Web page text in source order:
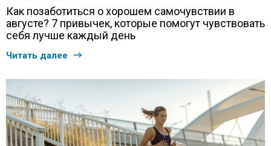
Как позаботиться о хорошем самочувствии в
августе? 7 привычек, которые помогут чувствовать
себя лучше каждый день
Читать далее